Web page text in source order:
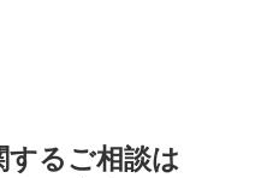
るご相談は